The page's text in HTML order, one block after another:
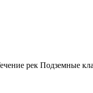
рек Подземные